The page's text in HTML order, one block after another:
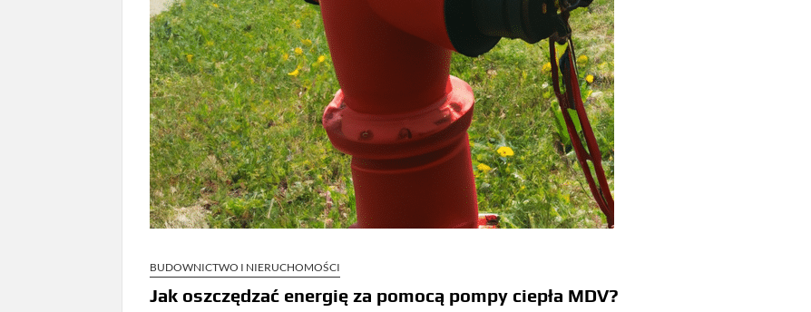
BUDOWNICTWO I NIERUCHOMOŚCI
Jak oszczędzać energię za pomocą pompy ciepła MDV?